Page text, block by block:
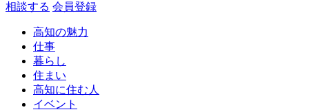
相談する 会員登録
高知の魅力
仕事
暮らし
住まい
高知に住む人
イベント